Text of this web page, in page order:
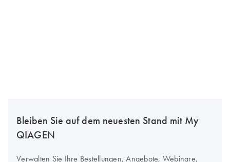
Bleiben Sie auf dem neuesten Stand mit My
QIAGEN
Verwalten Sie Ihre Bestellungen, Angebote, Webinare,